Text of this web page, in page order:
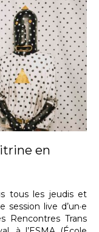
en
tous les jeudis et
live d’un·e
Rencontres Trans